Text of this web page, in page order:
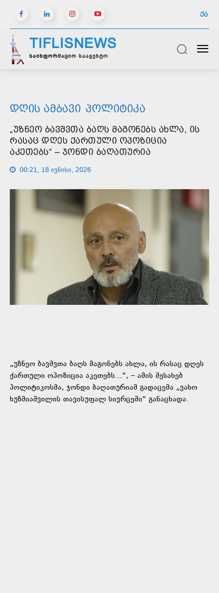
ᲥᲐ
TIFLISNEWS
საინფორმაციო სააგენტო
ᲓᲦᲘᲡ ᲐᲛᲑᲐᲕᲘ ᲞᲝᲚᲘᲢᲘᲙᲐ
„ᲣᲖᲜᲔᲝ ᲑᲐᲕᲨᲕᲗᲐ ᲑᲐᲦᲡ ᲛᲐᲒᲝᲜᲔᲑᲡ ᲐᲮᲚᲐ, ᲘᲡ
ᲠᲐᲡᲐᲪ ᲓᲦᲔᲡ ᲥᲐᲠᲗᲣᲚᲘ ᲝᲞᲝᲖᲘᲪᲘᲐ
ᲐᲙᲔᲗᲔᲑᲡ“ – ᲯᲝᲜᲓᲘ ᲑᲐᲦᲐᲗᲣᲠᲘᲐ
00:21, 18 ივნისი, 2026
„უზნეო ბავშვთა ბაღს მაგონებს ახლა, ის რასაც დღეს
ქართული ოპოზიცია აკეთებს…“, – ამის შესახებ
პოლიტიკოსმა, ჯონდი ბაღათურიამ გადაცემა „ვახო
ხუზმიაშვილის თავისუფალ სივრცეში“ განაცხადა.